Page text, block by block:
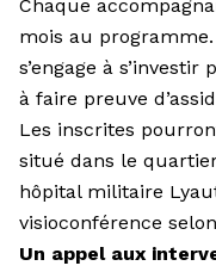
Chaque
mois au
s’engage à
à faire preuve
Les inscrites
situé dans le
hôpital militaire
visioconférence
Un appel aux